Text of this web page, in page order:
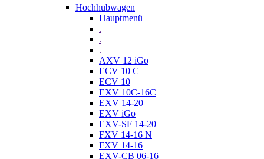
Hochhubwagen
Hauptmenü
.
.
.
AXV 12 iGo
ECV 10 C
ECV 10
EXV 10C-16C
EXV 14-20
EXV iGo
EXV-SF 14-20
FXV 14-16 N
FXV 14-16
EXV-CB 06-16